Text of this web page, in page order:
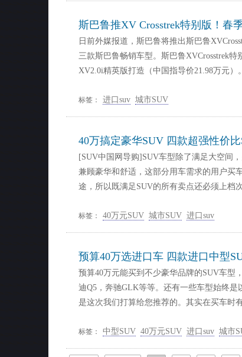
斯巴鲁推XV Crosstrek特别版！春
日前外媒报道，斯巴鲁将推出斯巴鲁
三款斯巴鲁畅销车型。斯巴鲁XVCrosstrek
XV2.0i精英版打造（中国指导价21.98万元）
标签： 进口suv 城市SUV
40万搞定豪华SUV 四款超强性价
[SUV中国网导购]SUV车型除了满足大空间
兼顾豪华和舒适，这部分用车需求的用户买
途，所以既满足SUV的所有卖点还必须上档
标签： 40万元SUV 城市SUV 进口suv
预算40万选进口车 四款进口中型
预算40万元能买到不少豪华品牌的SUV车型
迪Q5，奔驰GLK等等。还有一些车型始终
是这次我们打算给您推荐的。其实在买车时
标签： 中型SUV 40万元SUV 进口suv 城市